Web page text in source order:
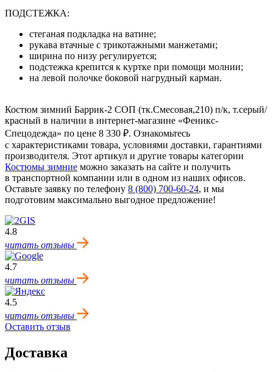
ПОДСТЕЖКА:
стеганая подкладка на ватине;
рукава втачные с трикотажными манжетами;
ширина по низу регулируется;
подстежка крепится к куртке при помощи молнии;
на левой полочке боковой нагрудный карман.
Костюм зимний Баррик-2 СОП (тк.Смесовая,210) п/к, т.серый/
красный в наличии в интернет-магазине «Феникс-
Спецодежда» по цене 8 330 ₽. Ознакомьтесь
с характеристиками товара, условиями доставки, гарантиями
производителя. Этот артикул и другие товары категории
Костюмы зимние можно заказать на сайте и получить
в транспортной компании или в одном из наших офисов.
Оставьте заявку по телефону 8 (800) 700-60-24, и мы
подготовим максимально выгодное предложение!
4.8
читать отзывы
4.7
читать отзывы
4.5
читать отзывы
Оставить отзыв
Доставка